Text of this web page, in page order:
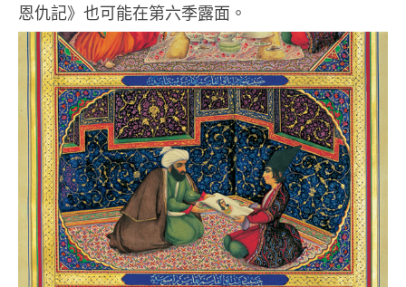
恩仇記》也可能在第六季露面。